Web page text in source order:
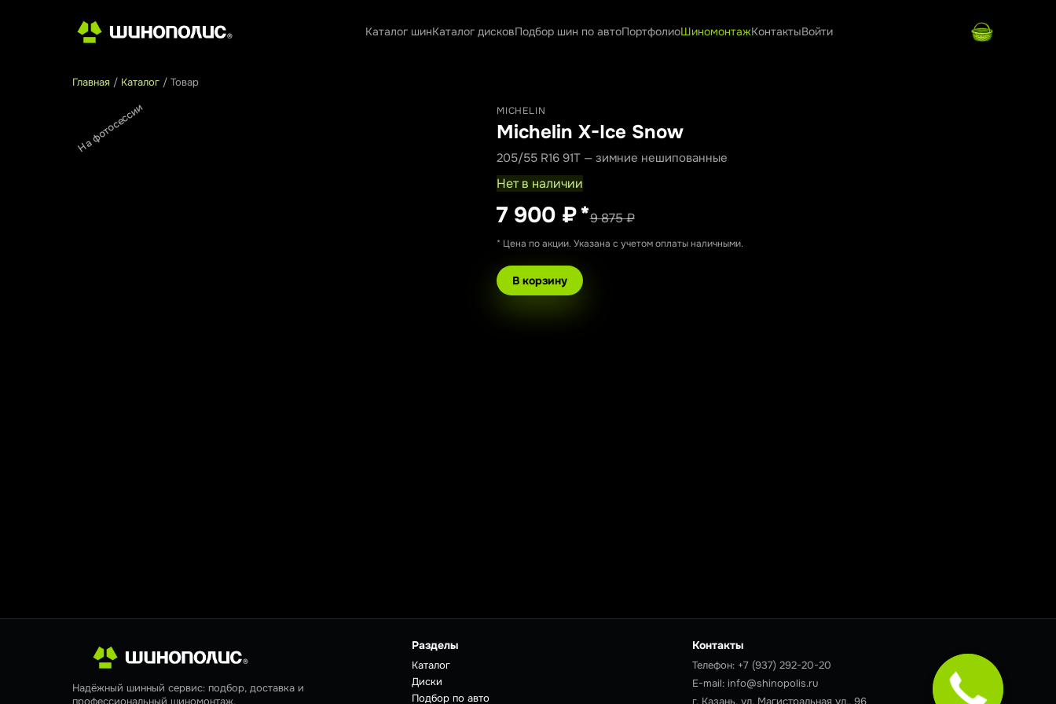
Каталог шинКаталог дисковПодбор шин по автоПортфолиоШиномонтажКонтактыВойти
Главная / Каталог / Товар
На фотосессии MICHELIN
Michelin X-Ice Snow
205/55 R16 91T — зимние нешипованные
Нет в наличии
7 900 ₽*9 875 ₽
* Цена по акции. Указана с учетом оплаты наличными.
В корзину
Надёжный шинный сервис: подбор, доставка и
профессиональный шиномонтаж.
Разделы
Каталог
Диски
Подбор по авто
Контакты
Телефон: +7 (937) 292-20-20
E-mail:info@shinopolis.ru
г. Казань, ул. Магистральная ул., 96